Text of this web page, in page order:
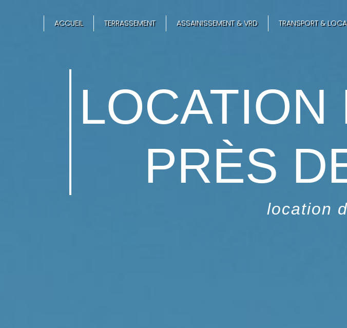
ACCUEIL TERRASSEMENT ASSAINISSEMENT & VRD TRANSPORT &
LOCATION
PRÈS
location